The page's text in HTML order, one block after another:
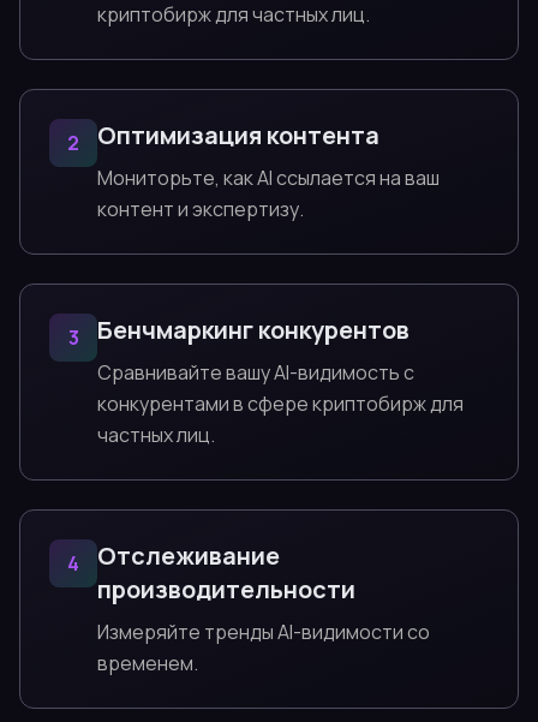
криптобирж для частных лиц.
2 Оптимизация контента
Мониторьте, как AI ссылается на ваш
контент и экспертизу.
3 Бенчмаркинг конкурентов
Сравнивайте вашу AI-видимость с
конкурентами в сфере криптобирж для
частных лиц.
4
Отслеживание
производительности
Измеряйте тренды AI-видимости со
временем.